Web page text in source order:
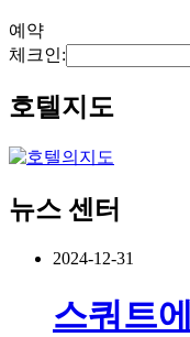
예약
체크인:
호텔지도
뉴스 센터
2024-12-31
스쿼트